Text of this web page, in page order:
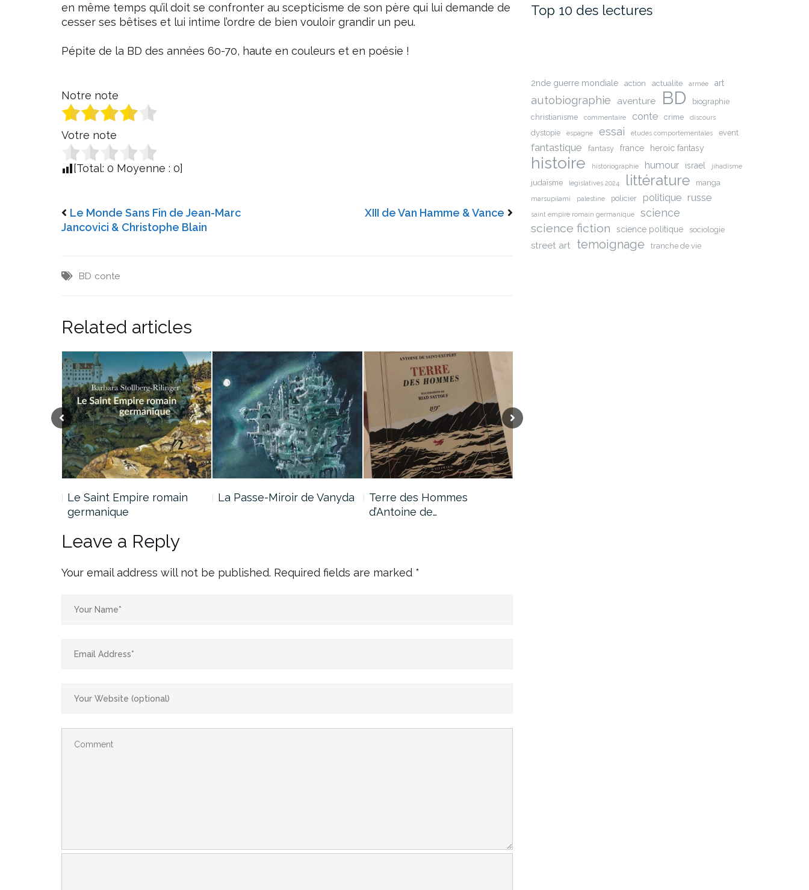
en même temps qu’il doit se confronter au scepticisme de son père qui lui demande de
cesser ses bêtises et lui intime l’ordre de bien vouloir grandir un peu.
Pépite de la BD des années 60-70, haute en couleurs et en poésie !
Notre note
Votre note
[Total: 0 Moyenne : 0]
Le Monde Sans Fin de Jean-Marc
Jancovici & Christophe Blain
XIII de Van Hamme & Vance
BD conte
Related articles
Le Saint Empire romain
germanique
La Passe-Miroir de Vanyda
Terre des Hommes
d’Antoine de…
Leave a Reply
Your email address will not be published. Required fields are marked *
Top 10 des lectures
2nde guerre mondiale action actualite armée art
autobiographie aventure BD
biographie
christianisme
commentaire conte crime discours
dystopie espagne essai etudes comportementales event
fantastique fantasy france heroic fantasy
histoire historiographie humour israel jihadisme
judaïsme legislatives 2024 littérature manga
marsupilami palestine policier politique russe
saint empire romain germanique science
science fiction science politique sociologie
street art temoignage tranche de vie